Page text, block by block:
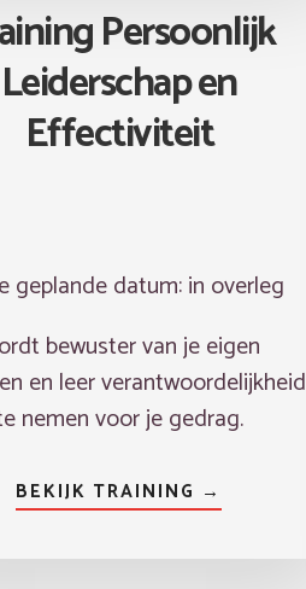
Persoonlijk
Leiderschap en
Effectiviteit
geplande datum:in overleg
bewuster van je eigen
en leer verantwoordelijkheid
nemen voor je gedrag.
BEKIJK TRAINING →